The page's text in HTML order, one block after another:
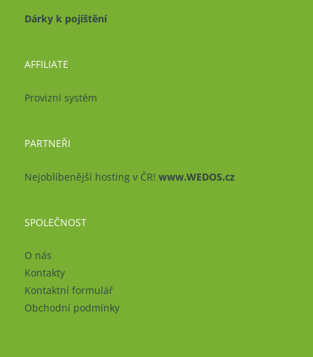
Dárky k pojištění
AFFILIATE
Provizní systém
PARTNEŘI
Nejoblíbenější hosting v ČR! www.WEDOS.cz
SPOLEČNOST
O nás
Kontakty
Kontaktní formulář
Obchodní podmínky